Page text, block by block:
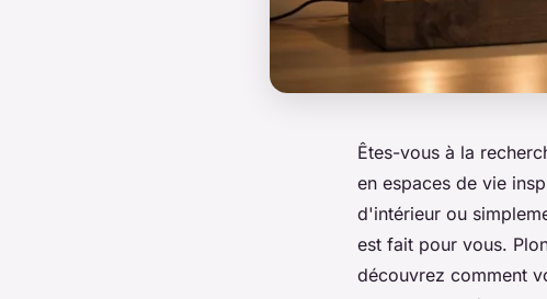
Êtes-vous à la
en espaces de vie
d'intérieur ou
est fait pour vous.
découvrez comment